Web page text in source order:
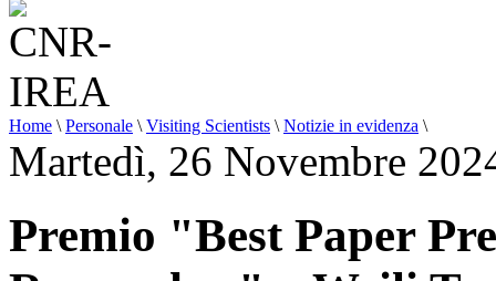
Home \ Personale \ Visiting Scientists \ Notizie in evidenza \
Martedì, 26 Novembre
Premio "Best Paper